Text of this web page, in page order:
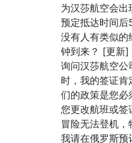
为汉莎航空会
预定抵达时间
没有人有类似的
钟到来？ [更新]
询问汉莎航空公
时，我的签证肯
们的政策是您必
您更改航班或签
冒险无法登机，
我请在俄罗斯预